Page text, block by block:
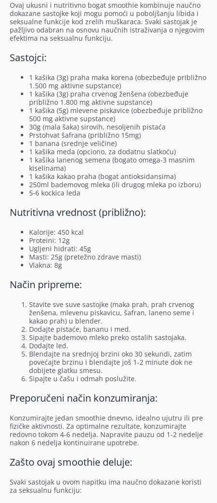
Ovaj ukusni i nutritivno bogat smoothie kombinuje naučno
dokazane sastojke koji mogu pomoći u poboljšanju libida i
seksualne funkcije kod zrelih muškaraca. Svaki sastojak je
pažljivo odabran na osnovu naučnih istraživanja o njegovim
efektima na seksualnu funkciju.
Sastojci:
1 kašika (3g) praha maka korena (obezbeđuje približno
1.500 mg aktivne supstance)
1 kašika (3g) praha crvenog ženšena (obezbeđuje
približno 1.800 mg aktivne supstance)
1 kašika (5g) mlevene piskavice (obezbeđuje približno
500 mg aktivne supstance)
30g (mala šaka) sirovih, nesoljenih pistaća
Prstohvat šafrana (približno 15mg)
1 banana (srednje veličine)
1 kašika meda (opciono, za dodatnu slatkoću)
1 kašika lanenog semena (bogato omega-3 masnim
kiselinama)
1 kašika kakao praha (bogat antioksidansima)
250ml bademovog mleka (ili drugog mleka po izboru)
5-6 kockica leda
Nutritivna vrednost (približno):
Kalorije: 450 kcal
Proteini: 12g
Ugljeni hidrati: 45g
Masti: 25g (pretežno zdrave masti)
Vlakna: 8g
Način pripreme:
Stavite sve suve sastojke (maka prah, prah crvenog
ženšena, mlevenu piskavicu, šafran, laneno seme i
kakao prah) u blender.
Dodajte pistaće, bananu i med.
Sipajte bademovo mleko preko ostalih sastojaka.
Dodajte led.
Blendajte na srednjoj brzini oko 30 sekundi, zatim
povećajte brzinu i blendajte još 1-2 minute dok ne
dobijete glatku smesu.
Sipajte u čašu i odmah poslužite.
Preporučeni način konzumiranja:
Konzumirajte jedan smoothie dnevno, idealno ujutru ili pre
fizičke aktivnosti. Za optimalne rezultate, konzumirajte
redovno tokom 4-6 nedelja. Napravite pauzu od 1-2 nedelje
nakon 6 nedelja kontinuirane upotrebe.
Zašto ovaj smoothie deluje:
Svaki sastojak u ovom napitku ima naučno dokazane koristi
za seksualnu funkciju: